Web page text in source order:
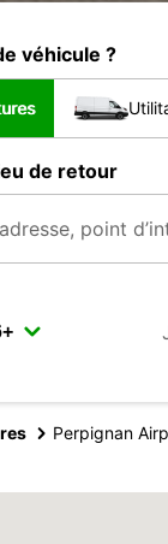
véhicule ?
de retour
Perpignan